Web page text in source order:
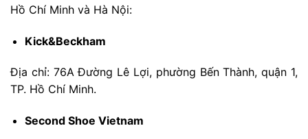
Hồ Chí Minh và Hà Nội:
Kick&Beckham
Địa chỉ: 76A Đường Lê Lợi, phường Bến Thành, quận 1,
TP. Hồ Chí Minh.
Second Shoe Vietnam